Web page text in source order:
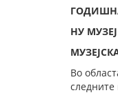
НУ
Во
следните